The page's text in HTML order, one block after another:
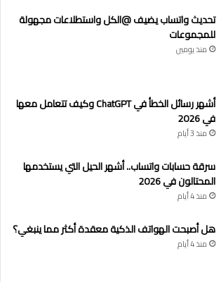
تحديث واتساب يضيف @الكل واستطلاعات مجهولة
للمجموعات
منذ يومين
أشهر رسائل الخطأ في ChatGPT وكيف تتعامل معها
في 2026
منذ 3 أيام
سرقة حسابات واتساب.. أشهر الحيل التي يستخدمها
المحتالون في 2026
منذ 4 أيام
هل أصبحت الهواتف الذكية معقدة أكثر مما ينبغي؟
منذ 4 أيام